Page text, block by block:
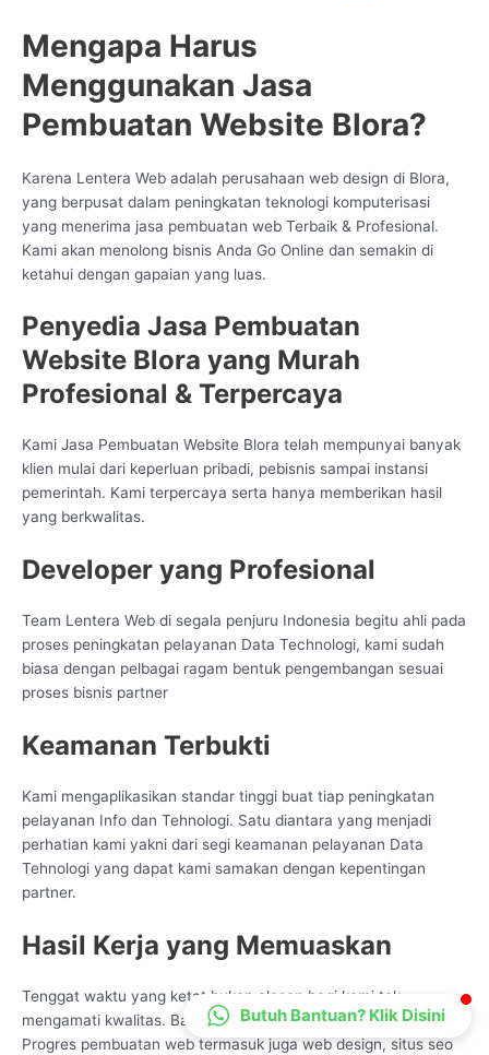
Mengapa Harus
Menggunakan Jasa
Pembuatan Website Blora?
Karena Lentera Web adalah perusahaan web design di Blora,
yang berpusat dalam peningkatan teknologi komputerisasi
yang menerima jasa pembuatan web Terbaik & Profesional.
Kami akan menolong bisnis Anda Go Online dan semakin di
ketahui dengan gapaian yang luas.
Penyedia Jasa Pembuatan
Website Blora yang Murah
Profesional & Terpercaya
Kami Jasa Pembuatan Website Blora telah mempunyai banyak
klien mulai dari keperluan pribadi, pebisnis sampai instansi
pemerintah. Kami terpercaya serta hanya memberikan hasil
yang berkwalitas.
Developer yang Profesional
Team Lentera Web di segala penjuru Indonesia begitu ahli pada
proses peningkatan pelayanan Data Technologi, kami sudah
biasa dengan pelbagai ragam bentuk pengembangan sesuai
proses bisnis partner
Keamanan Terbukti
Kami mengaplikasikan standar tinggi buat tiap peningkatan
pelayanan Info dan Tehnologi. Satu diantara yang menjadi
perhatian kami yakni dari segi keamanan pelayanan Data
Tehnologi yang dapat kami samakan dengan kepentingan
partner.
Hasil Kerja yang Memuaskan
Tenggat waktu yang ketat bukan alasan bagi kami tak
mengamati kwalitas. Bagi kami, kualitas merupakan prioritas.
Progres pembuatan web termasuk juga web design, situs seo
CS Lenteraweb
Online
Butuh Bantuan? Klik Disini